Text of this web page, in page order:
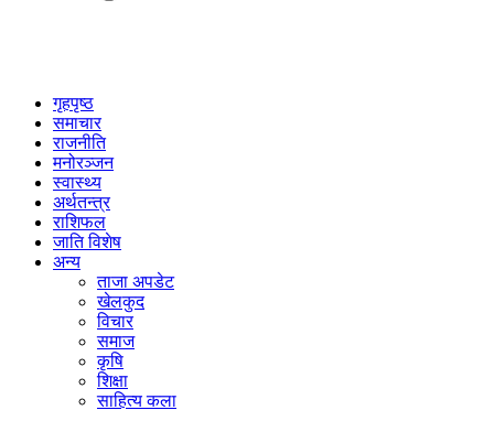
गृहपृष्ठ
समाचार
राजनीति
मनोरञ्जन
स्वास्थ्य
अर्थतन्त्र
राशिफल
जाति विशेष
अन्य
ताजा अपडेट
खेलकुद
विचार
समाज
कृषि
शिक्षा
साहित्य कला